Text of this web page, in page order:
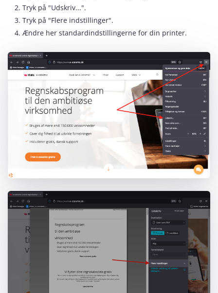
Tryk på "Udskriv...".
Tryk på "Flere indstillinger".
Ændre her standardindstillingerne for din printer.